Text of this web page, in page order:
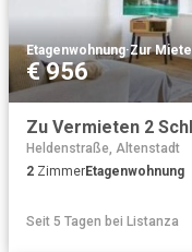
Etagenwohnung·Zur Miete
€ 956
Heldenstraße, Altenstadt
2 ZimmerEtagenwohnung
Seit 5 Tagen bei Listanza